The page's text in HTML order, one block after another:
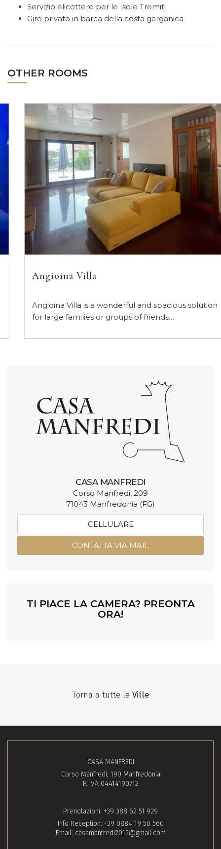
Servizio elicottero per le Isole Tremiti
Giro privato in barca della costa garganica
OTHER ROOMS
Angioina Villa
Angioina Villa is a wonderful and spacious solution
for large families or groups of friends…
CASA MANFREDI
Corso Manfredi, 209
71043 Manfredonia (FG)
CELLULARE
CONTATTA VIA MAIL
TI PIACE LA CAMERA? PREONTA
ORA!
Torna a tutte le Ville
CASA MANFREDI
Corso Manfredi, 190 Manfredonia
P. IVA 04414190712
Prenotazioni: +39 388 62 51 929
Info Reception: +39 0884 19 50 560
Email: casamanfredi2012@gmail.com